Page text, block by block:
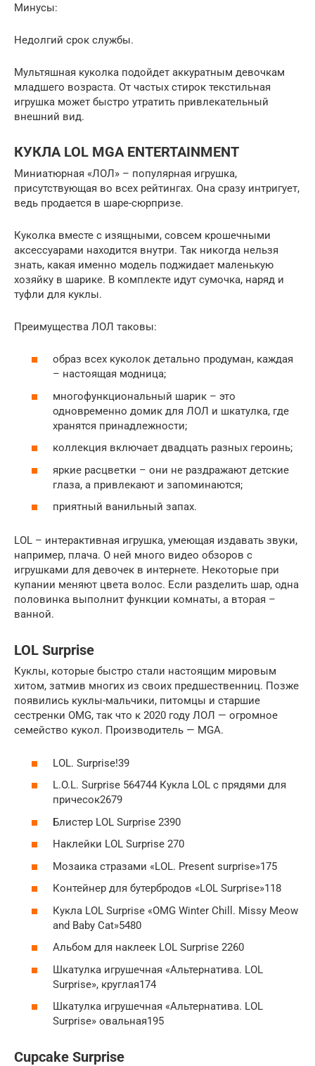
Минусы:
Недолгий срок службы.
Мультяшная куколка подойдет аккуратным девочкам
младшего возраста. От частых стирок текстильная
игрушка может быстро утратить привлекательный
внешний вид.
КУКЛА LOL MGA ENTERTAINMENT
Миниатюрная «ЛОЛ» – популярная игрушка,
присутствующая во всех рейтингах. Она сразу интригует,
ведь продается в шаре-сюрпризе.
Куколка вместе с изящными, совсем крошечными
аксессуарами находится внутри. Так никогда нельзя
знать, какая именно модель поджидает маленькую
хозяйку в шарике. В комплекте идут сумочка, наряд и
туфли для куклы.
Преимущества ЛОЛ таковы:
образ всех куколок детально продуман, каждая
– настоящая модница;
многофункциональный шарик – это
одновременно домик для ЛОЛ и шкатулка, где
хранятся принадлежности;
коллекция включает двадцать разных героинь;
яркие расцветки – они не раздражают детские
глаза, а привлекают и запоминаются;
приятный ванильный запах.
LOL – интерактивная игрушка, умеющая издавать звуки,
например, плача. О ней много видео обзоров с
игрушками для девочек в интернете. Некоторые при
купании меняют цвета волос. Если разделить шар, одна
половинка выполнит функции комнаты, а вторая –
ванной.
LOL Surprise
Куклы, которые быстро стали настоящим мировым
хитом, затмив многих из своих предшественниц. Позже
появились куклы-мальчики, питомцы и старшие
сестренки OMG, так что к 2020 году ЛОЛ — огромное
семейство кукол. Производитель — MGA.
LOL. Surprise!39
L.O.L. Surprise 564744 Кукла LOL с прядями для
причесок2679
Блистер LOL Surprise 2390
Наклейки LOL Surprise 270
Мозаика стразами «LOL. Present surprise»175
Контейнер для бутербродов «LOL Surprise»118
Кукла LOL Surprise «OMG Winter Chill. Missy Meow
and Baby Cat»5480
Альбом для наклеек LOL Surprise 2260
Шкатулка игрушечная «Альтернатива. LOL
Surprise», круглая174
Шкатулка игрушечная «Альтернатива. LOL
Surprise» овальная195
Cupcake Surprise